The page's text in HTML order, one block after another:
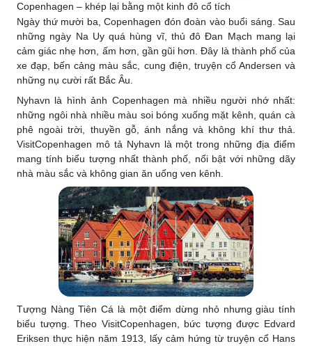
Copenhagen – khép lại bằng một kinh đô cổ tích
Ngày thứ mười ba, Copenhagen đón đoàn vào buổi sáng. Sau
những ngày Na Uy quá hùng vĩ, thủ đô Đan Mạch mang lại
cảm giác nhẹ hơn, ấm hơn, gần gũi hơn. Đây là thành phố của
xe đạp, bến cảng màu sắc, cung điện, truyện cổ Andersen và
những nụ cười rất Bắc Âu.
Nyhavn là hình ảnh Copenhagen mà nhiều người nhớ nhất:
những ngôi nhà nhiều màu soi bóng xuống mặt kênh, quán cà
phê ngoài trời, thuyền gỗ, ánh nắng và không khí thư thả.
VisitCopenhagen mô tả Nyhavn là một trong những địa điểm
mang tính biểu tượng nhất thành phố, nổi bật với những dãy
nhà màu sắc và không gian ăn uống ven kênh.
Tượng Nàng Tiên Cá là một điểm dừng nhỏ nhưng giàu tính
biểu tượng. Theo VisitCopenhagen, bức tượng được Edvard
Eriksen thực hiện năm 1913, lấy cảm hứng từ truyện cổ Hans